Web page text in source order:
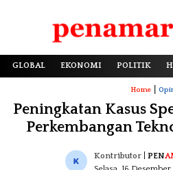
GLOBAL EKONOMI POLITIK
Home|
Peningkatan Kasus
Perkembangan
Kontributor PEN